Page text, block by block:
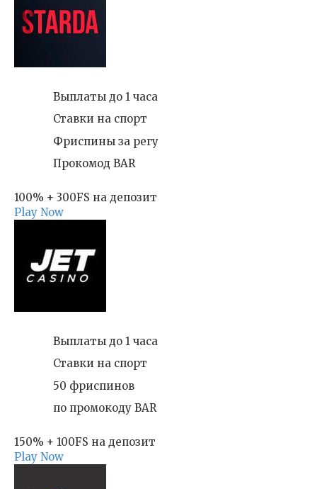
Выплаты до 1 часа
Ставки на спорт
Фриспины за регу
Прокомод BAR
100% + 300FS на депозит
Play Now
Выплаты до 1 часа
Ставки на спорт
50 фриспинов
по промокоду BAR
150% + 100FS на депозит
Play Now